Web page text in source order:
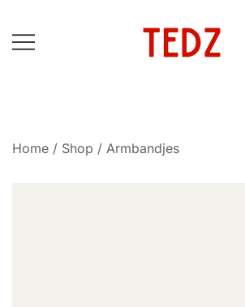
naar
de
Home / Shop / Armbandjes